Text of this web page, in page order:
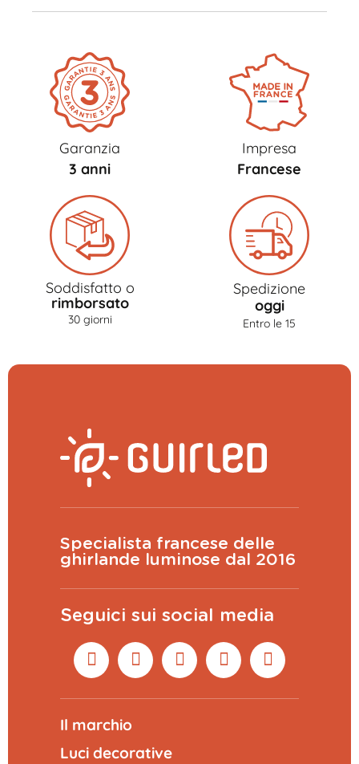
Garanzia
3 anni
Impresa
Francese
Soddisfatto o
rimborsato
30 giorni
Spedizione
oggi
Entro le 15
Specialista francese delle
ghirlande luminose dal 2016
Seguici sui social media
Il marchio
Luci decorative